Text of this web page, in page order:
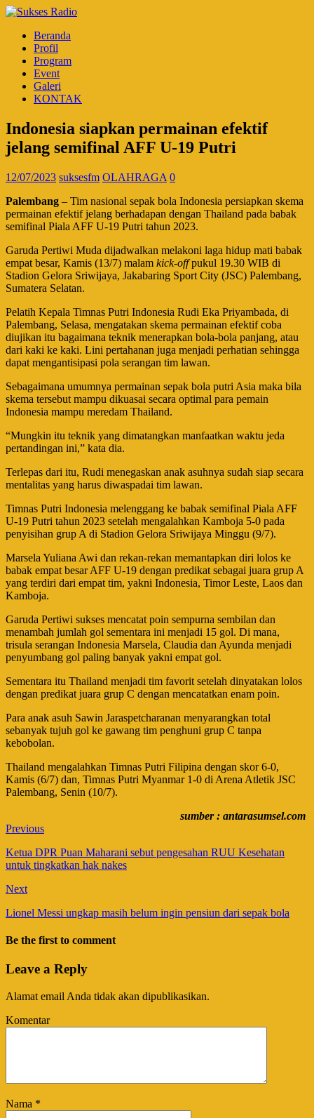
Beranda
Profil
Program
Event
Galeri
KONTAK
Indonesia siapkan permainan efektif
jelang semifinal AFF U-19 Putri
12/07/2023 suksesfm OLAHRAGA 0
Palembang – Tim nasional sepak bola Indonesia persiapkan skema
permainan efektif jelang berhadapan dengan Thailand pada babak
semifinal Piala AFF U-19 Putri tahun 2023.
Garuda Pertiwi Muda dijadwalkan melakoni laga hidup mati babak
empat besar, Kamis (13/7) malam kick-offpukul 19.30 WIB di
Stadion Gelora Sriwijaya, Jakabaring Sport City (JSC) Palembang,
Sumatera Selatan.
Pelatih Kepala Timnas Putri Indonesia Rudi Eka Priyambada, di
Palembang, Selasa, mengatakan skema permainan efektif coba
diujikan itu bagaimana teknik menerapkan bola-bola panjang, atau
dari kaki ke kaki. Lini pertahanan juga menjadi perhatian sehingga
dapat mengantisipasi pola serangan tim lawan.
Sebagaimana umumnya permainan sepak bola putri Asia maka bila
skema tersebut mampu dikuasai secara optimal para pemain
Indonesia mampu meredam Thailand.
“Mungkin itu teknik yang dimatangkan manfaatkan waktu jeda
pertandingan ini,” kata dia.
Terlepas dari itu, Rudi menegaskan anak asuhnya sudah siap secara
mentalitas yang harus diwaspadai tim lawan.
Timnas Putri Indonesia melenggang ke babak semifinal Piala AFF
U-19 Putri tahun 2023 setelah mengalahkan Kamboja 5-0 pada
penyisihan grup A di Stadion Gelora Sriwijaya Minggu (9/7).
Marsela Yuliana Awi dan rekan-rekan memantapkan diri lolos ke
babak empat besar AFF U-19 dengan predikat sebagai juara grup A
yang terdiri dari empat tim, yakni Indonesia, Timor Leste, Laos dan
Kamboja.
Garuda Pertiwi sukses mencatat poin sempurna sembilan dan
menambah jumlah gol sementara ini menjadi 15 gol. Di mana,
trisula serangan Indonesia Marsela, Claudia dan Ayunda menjadi
penyumbang gol paling banyak yakni empat gol.
Sementara itu Thailand menjadi tim favorit setelah dinyatakan lolos
dengan predikat juara grup C dengan mencatatkan enam poin.
Para anak asuh Sawin Jaraspetcharanan menyarangkan total
sebanyak tujuh gol ke gawang tim penghuni grup C tanpa
kebobolan.
Thailand mengalahkan Timnas Putri Filipina dengan skor 6-0,
Kamis (6/7) dan, Timnas Putri Myanmar 1-0 di Arena Atletik JSC
Palembang, Senin (10/7).
sumber : antarasumsel.com
Previous
Ketua DPR Puan Maharani sebut pengesahan RUU Kesehatan
untuk tingkatkan hak nakes
Next
Lionel Messi ungkap masih belum ingin pensiun dari sepak bola
Be the first to comment
Leave a Reply
Alamat email Anda tidak akan dipublikasikan.
Komentar
Nama *